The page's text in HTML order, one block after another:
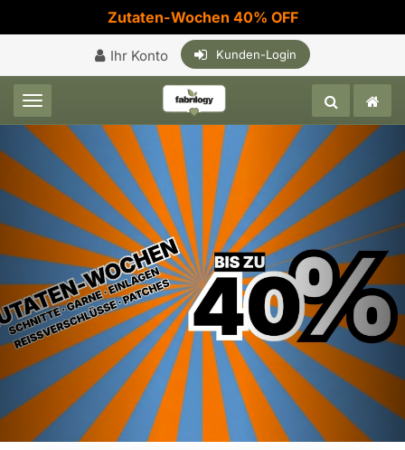
Zutaten-Wochen 40% OFF
Ihr Konto Kunden-Login
Toggle navigation